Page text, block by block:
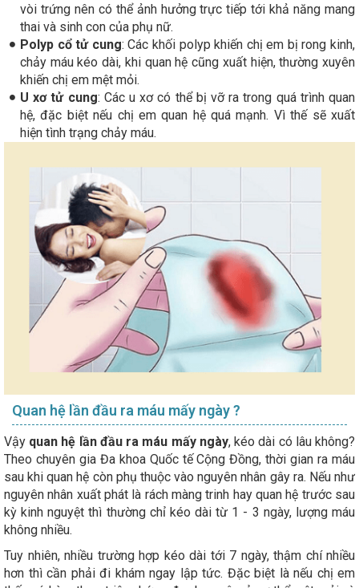
vòi trứng nên có thể ảnh hưởng trực tiếp tới khả năng mang
thai và sinh con của phụ nữ.
Polyp cổ tử cung: Các khối polyp khiến chị em bị rong kinh,
chảy máu kéo dài, khi quan hệ cũng xuất hiện, thường xuyên
khiến chị em mệt mỏi.
U xơ tử cung: Các u xơ có thể bị vỡ ra trong quá trình quan
hệ, đặc biệt nếu chị em quan hệ quá mạnh. Vì thế sẽ xuất
hiện tình trạng chảy máu.
Quan hệ lần đầu ra máu mấy ngày ?
Vậy quan hệ lần đầu ra máu mấy ngày, kéo dài có lâu không?
Theo chuyên gia Đa khoa Quốc tế Cộng Đồng, thời gian ra máu
sau khi quan hệ còn phụ thuộc vào nguyên nhân gây ra. Nếu như
nguyên nhân xuất phát là rách màng trinh hay quan hệ trước sau
kỳ kinh nguyệt thì thường chỉ kéo dài từ 1 - 3 ngày, lượng máu
không nhiều.
Tuy nhiên, nhiều trường hợp kéo dài tới 7 ngày, thậm chí nhiều
hơn thì cần phải đi khám ngay lập tức. Đặc biệt là nếu chị em